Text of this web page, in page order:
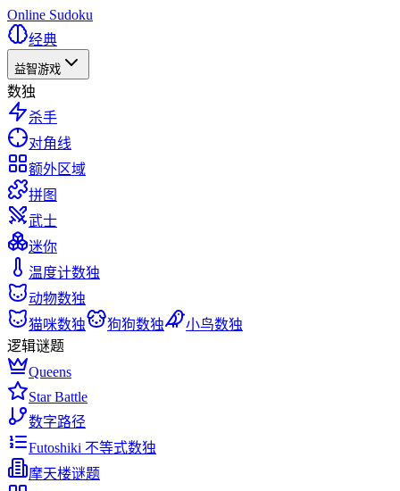
Online Sudoku
经典
益智游戏
数独
杀手
对角线
额外区域
拼图
武士
迷你
温度计数独
动物数独
猫咪数独
狗狗数独
小鸟数独
逻辑谜题
Queens
Star Battle
数字路径
Futoshiki 不等式数独
摩天楼谜题